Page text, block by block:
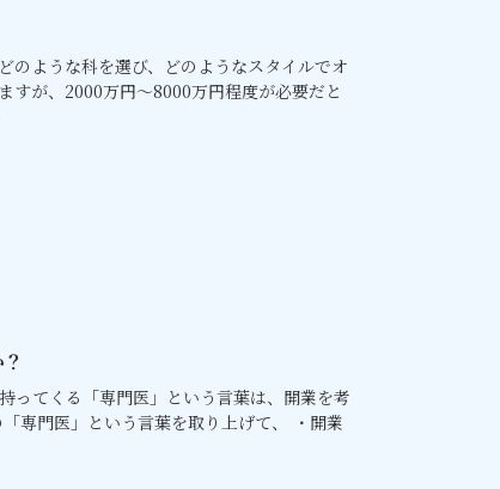
のような科を選び、どのようなスタイルでオ
すが、2000万円～8000万円程度が必要だと
ってくる「専門医」という言葉は、開業を考
専門医」という言葉を取り上げて、 ・開業